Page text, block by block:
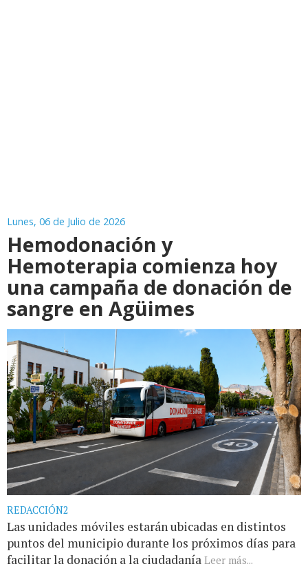
Lunes, 06 de Julio de 2026
Hemodonación y
Hemoterapia comienza hoy
una campaña de donación de
sangre en Agüimes
REDACCIÓN2
Las unidades móviles estarán ubicadas en distintos
puntos del municipio durante los próximos días para
facilitar la donación a la ciudadanía Leer más...